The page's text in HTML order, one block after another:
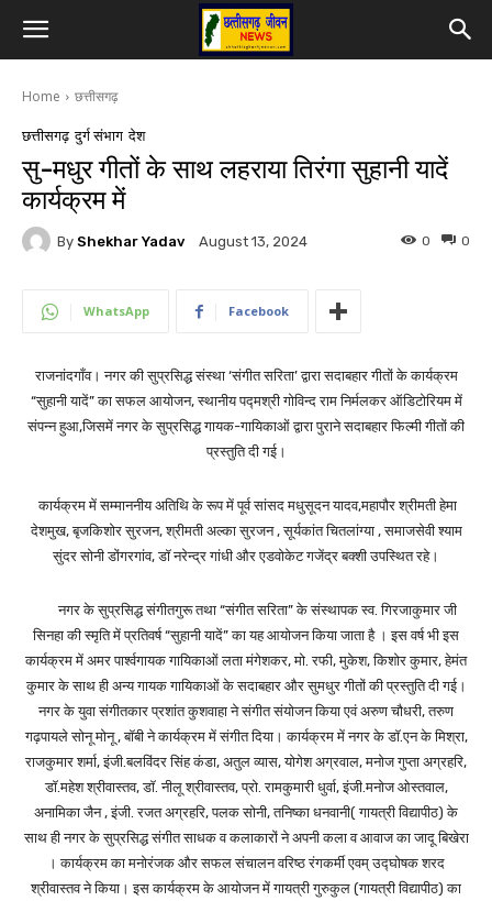
Home छत्तीसगढ़
छत्तीसगढ़ दुर्ग संभाग देश
सु-मधुर गीतों के साथ लहराया तिरंगा सुहानी यादें
कार्यक्रम में
By Shekhar Yadav August 13, 2024 0
0
WhatsApp Facebook
राजनांदगाँव। नगर की सुप्रसिद्ध संस्था ‘संगीत सरिता’ द्वारा सदाबहार गीतों के कार्यक्रम
“सुहानी यादें” का सफल आयोजन, स्थानीय पद्मश्री गोविन्द राम निर्मलकर ऑडिटोरियम में
संपन्न हुआ,जिसमें नगर के सुप्रसिद्ध गायक-गायिकाओं द्वारा पुराने सदाबहार फिल्मी गीतों की
प्रस्तुति दी गई।
कार्यक्रम में सम्माननीय अतिथि के रूप में पूर्व सांसद मधुसूदन यादव,महापौर श्रीमती हेमा
देशमुख, बृजकिशोर सुरजन, श्रीमती अल्का सुरजन , सूर्यकांत चितलांग्या , समाजसेवी श्याम
सुंदर सोनी डोंगरगांव, डॉ नरेन्द्र गांधी और एडवोकेट गजेंद्र बक्शी उपस्थित रहे।
नगर के सुप्रसिद्ध संगीतगुरू तथा “संगीत सरिता” के संस्थापक स्व. गिरजाकुमार जी
सिनहा की स्मृति में प्रतिवर्ष “सुहानी यादें” का यह आयोजन किया जाता है । इस वर्ष भी इस
कार्यक्रम में अमर पार्श्वगायक गायिकाओं लता मंगेशकर, मो. रफी, मुकेश, किशोर कुमार, हेमंत
कुमार के साथ ही अन्य गायक गायिकाओं के सदाबहार और सुमधुर गीतों की प्रस्तुति दी गई।
नगर के युवा संगीतकार प्रशांत कुशवाहा ने संगीत संयोजन किया एवं अरुण चौधरी, तरुण
गढ़पायले सोनू मोनू , बॉबी ने कार्यक्रम में संगीत दिया। कार्यक्रम में नगर के डाॅ.एन के मिश्रा,
राजकुमार शर्मा, इंजी.बलविंदर सिंह कंडा, अतुल व्यास, योगेश अग्रवाल, मनोज गुप्ता अग्रहरि,
डाॅ.महेश श्रीवास्तव, डाॅ. नीलू श्रीवास्तव, प्रो. रामकुमारी धुर्वा, इंजी.मनोज ओस्तवाल,
अनामिका जैन , इंजी. रजत अग्रहरि, पलक सोनी, तनिष्का धनवानी( गायत्री विद्यापीठ) के
साथ ही नगर के सुप्रसिद्ध संगीत साधक व कलाकारों ने अपनी कला व आवाज का जादू बिखेरा
। कार्यक्रम का मनोरंजक और सफल संचालन वरिष्ठ रंगकर्मी एवम् उद्घोषक शरद
श्रीवास्तव ने किया। इस कार्यक्रम के आयोजन में गायत्री गुरुकुल (गायत्री विद्यापीठ) का